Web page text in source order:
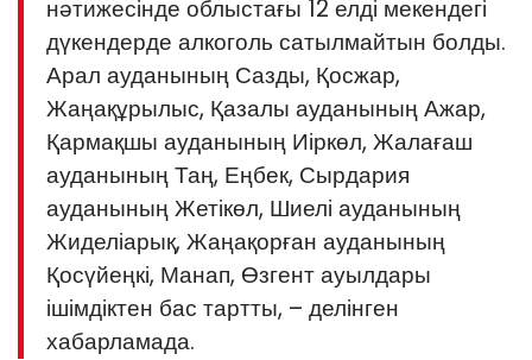
нәтижесінде облыстағы 12 елді мекендегі
дүкендерде алкоголь сатылмайтын болды.
Арал ауданының Сазды, Қосжар,
Жаңақұрылыс, Қазалы ауданының Ажар,
Қармақшы ауданының Иіркөл, Жалағаш
ауданының Таң, Еңбек, Сырдария
ауданының Жетікөл, Шиелі ауданының
Жиделіарық, Жаңақорған ауданының
Қосүйеңкі, Манап, Өзгент ауылдары
ішімдіктен бас тартты, – делінген
хабарламада.